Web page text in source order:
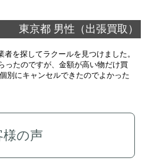
東京都 男性（出張買取）
を探してラクールを見つけました。
ったのですが、金額が高い物だけ買
別にキャンセルできたのでよかった
様の声